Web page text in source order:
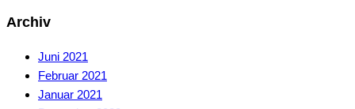
Archiv
Juni 2021
Februar 2021
Januar 2021